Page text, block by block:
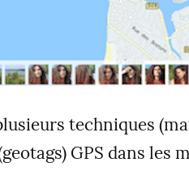
techniques
GPS dans les